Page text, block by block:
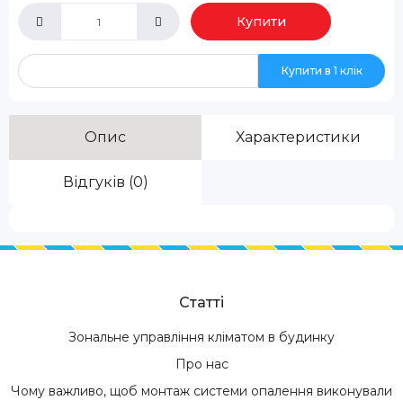
Купити
Купити в 1 клік
Опис Характеристики
Відгуків (0)
Статті
Зональне управління кліматом в будинку
Про нас
Чому важливо, щоб монтаж системи опалення виконували